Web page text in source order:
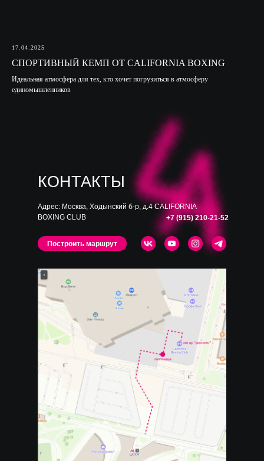
17.04.2025
СПОРТИВНЫЙ КЕМП ОТ CALIFORNIA BOXING
Идеальная атмосфера для тех, кто хочет погрузиться в атмосферу
единомышленников
КОНТАКТЫ
Адрес: Москва, Ходынский б-р, д.4 CALIFORNIA
BOXING CLUB
Построить маршрут
+7 (915) 210-21-52